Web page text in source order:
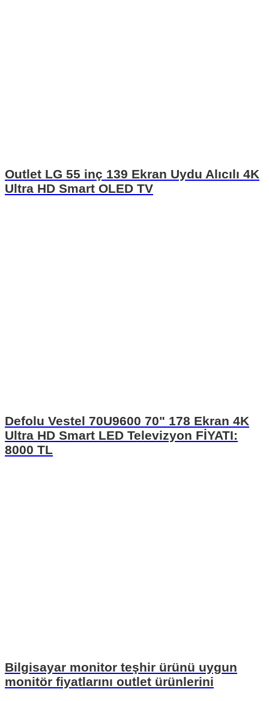
Outlet LG 55 inç 139 Ekran Uydu Alıcılı 4K
Ultra HD Smart OLED TV
Defolu Vestel 70U9600 70" 178 Ekran 4K
Ultra HD Smart LED Televizyon FİYATI:
8000 TL
Bilgisayar monitor teşhir ürünü uygun
monitör fiyatlarını outlet ürünlerini